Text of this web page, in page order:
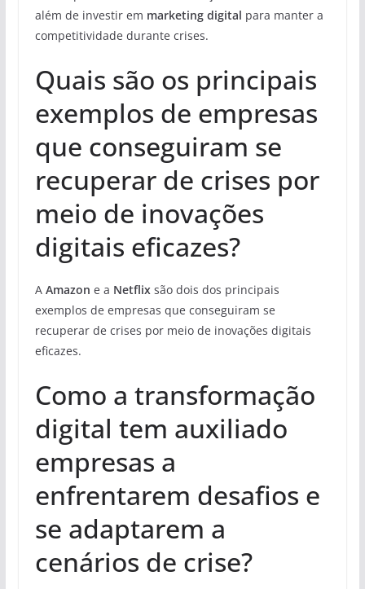
além de investir em marketing digital para manter a
competitividade durante crises.
Quais são os principais
exemplos de empresas
que conseguiram se
recuperar de crises por
meio de inovações
digitais eficazes?
A Amazon e a Netflixsão dois dos principais
exemplos de empresas que conseguiram se
recuperar de crises por meio de inovações digitais
eficazes.
Como a transformação
digital tem auxiliado
empresas a
enfrentarem desafios e
se adaptarem a
cenários de crise?